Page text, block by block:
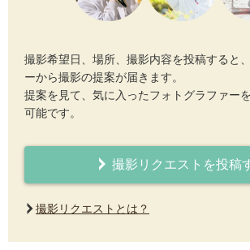
撮影希望日、場所、撮影内容を投稿すると
ーから撮影の提案が届きます。
提案を見て、気に入ったフォトグラファー
可能です。
撮影リクエストを投稿
撮影リクエストとは？